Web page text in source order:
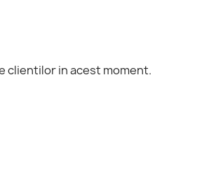
clientilor in acest moment.